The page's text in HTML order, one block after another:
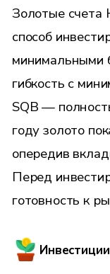
Золотые
способ
минимальными
гибкость с
SQB —
году золото
опередив
Перед
готовность к
Инвестиции